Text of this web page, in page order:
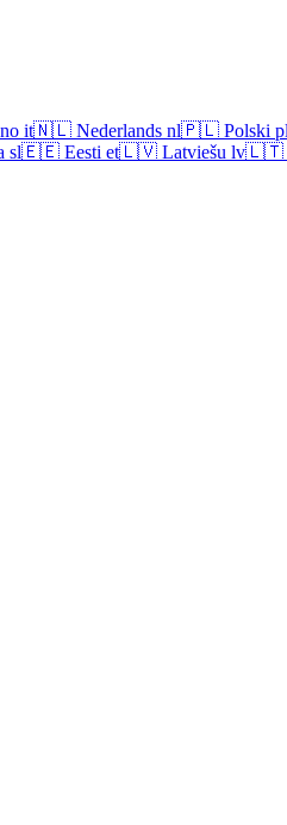
it🇳🇱 Nederlands nl🇵🇱 Polski pl
sl🇪🇪 Eesti et🇱🇻 Latviešu lv🇱🇹